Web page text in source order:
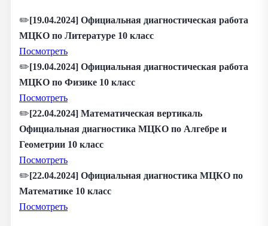
✏️[19.04.2024] Официальная диагностическая работа
МЦКО по Литературе 10 класс
Посмотреть
✏️[19.04.2024] Официальная диагностическая работа
МЦКО по Физике 10 класс
Посмотреть
✏️[22.04.2024] Математическая вертикаль
Официальная диагностика МЦКО по Алгебре и
Геометрии 10 класс
Посмотреть
✏️[22.04.2024] Официальная диагностика МЦКО по
Математике 10 класс
Посмотреть